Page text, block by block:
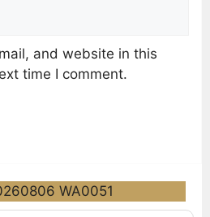
and website in this
time I comment.